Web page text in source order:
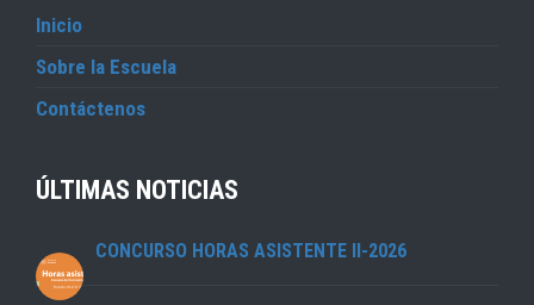
Inicio
Sobre la Escuela
Contáctenos
ÚLTIMAS NOTICIAS
CONCURSO HORAS ASISTENTE II-2026